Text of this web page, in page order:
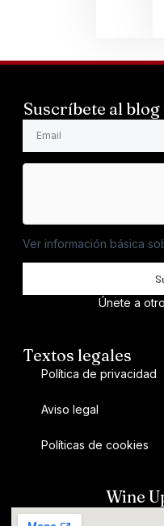
Suscríbete al
Ver información básica
Únete a
Textos legales
Política de privacidad
Aviso legal
Políticas de cookies
Wine